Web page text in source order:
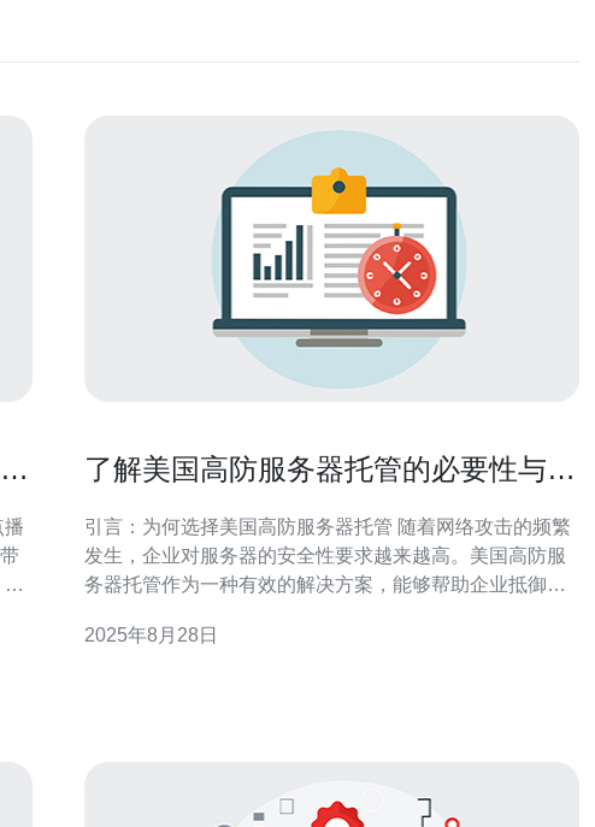
播
了解美国高防服务器托管的必要性与优
引言：为何选择美国高防服务器托管 随着网络攻击的频繁
发生，企业对服务器的安全性要求越来越高。美国高防服
务器托管作为一种有效的解决方案，能够帮助企业抵御各
择高防服务器托管的必要性与优势。 以下是您需要了解的
2025年8月28日